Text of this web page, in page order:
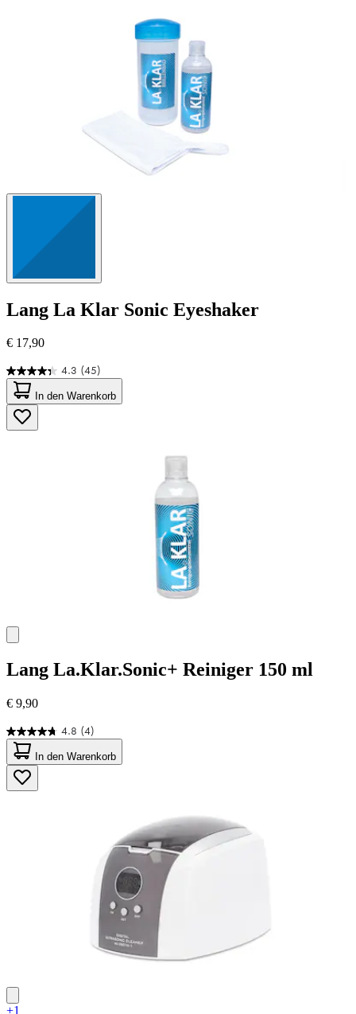
Lang La Klar Sonic Eyeshaker
€ 17,90
4.3 (45)
4.3
von
5
Sternen.
45
In den Warenkorb
Lang La.Klar.Sonic+ Reiniger 150 ml
€ 9,90
4.8 (4)
4.8
von
5
Sternen.
4
In den Warenkorb
+1